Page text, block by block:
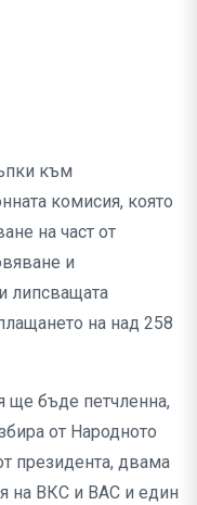
към
комисия, която
на част от
и
липсващата
на над 258
ще бъде петчленна,
от Народното
президента, двама
на ВКС и ВАС и един